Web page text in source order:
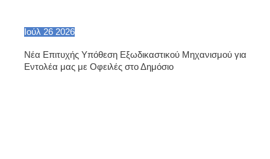
Ιούλ 26 2026
Νέα Επιτυχής Υπόθεση Εξωδικαστικού Μηχανισμού για
Εντολέα μας με Οφειλές στο Δημόσιο